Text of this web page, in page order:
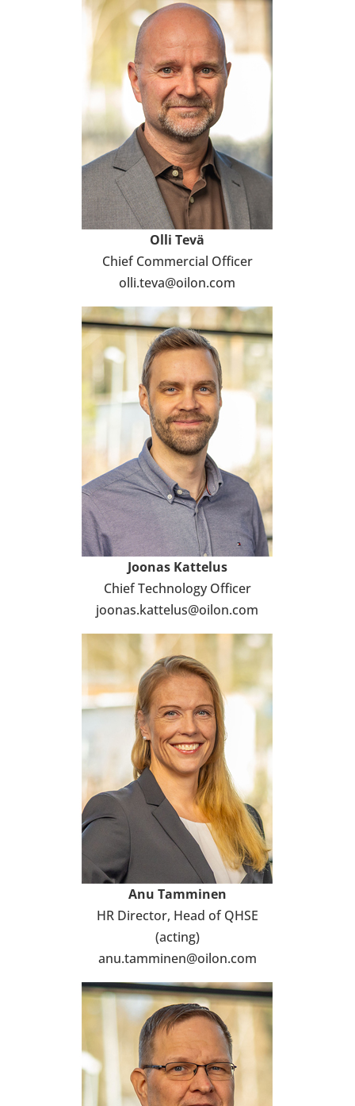
OlliTevä
Chief Com­mer­cial Officer
olli.teva@oilon.com
Joonas Kat­te­lus
Chief Tech­no­logy Officer
joonas.kat­te­lus@oilon.com
Anu Tam­mi­nen
HR Direc­tor, Head of QHSE
(acting)
anu.tam­mi­nen@oilon.com